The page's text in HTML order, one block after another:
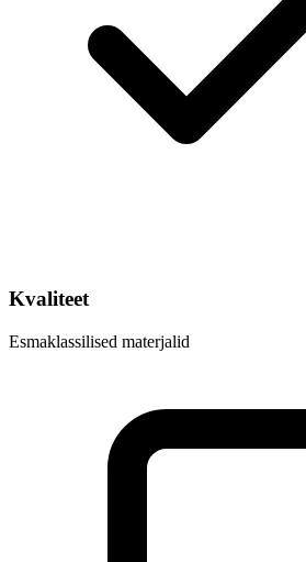
Kvaliteet
Esmaklassilised materjalid